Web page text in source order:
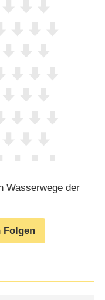
Wasserwege der
Folgen